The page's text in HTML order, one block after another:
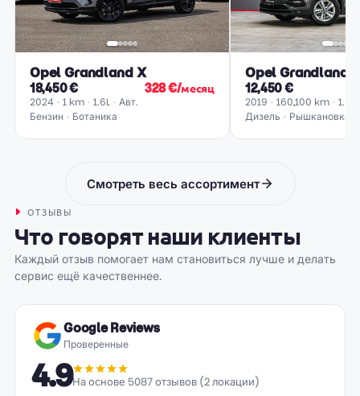
Opel Grandland X
18,450 € 328 €/месяц
2024 1 km 1.6L
Авт.
Бензин
Ботаника
Opel Grandland
12,450 €
2019 160,100 km
1.5L
Дизель
Рышкановка
Смотреть весь ассортимент
ОТЗЫВЫ
Что говорят наши клиенты
Каждый отзыв помогает нам становиться лучше и делать
сервис ещё качественнее.
Google Reviews
Проверенные
4.9На основе 5087 отзывов (2 локации)